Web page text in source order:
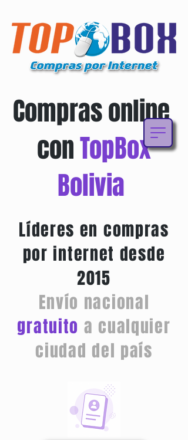
Compras online
conTopBox
Bolivia
Líderes en compras
por internet desde
2015
Envío nacional
gratuito a cualquier
ciudad del país